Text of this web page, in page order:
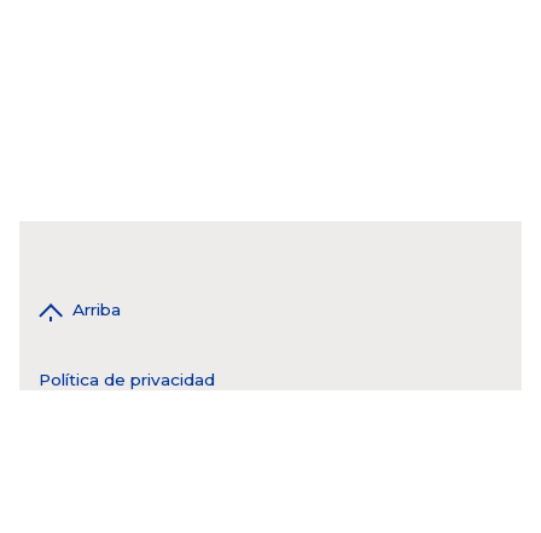
Arriba
Política de privacidad